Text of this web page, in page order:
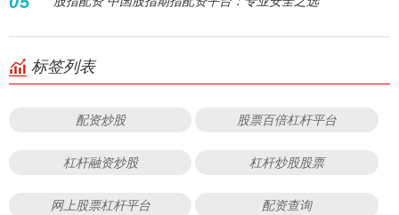
标签列表
配资炒股 股票百倍杠杆平台
杠杆融资炒股 杠杆炒股股票
网上股票杠杆平台 配资查询